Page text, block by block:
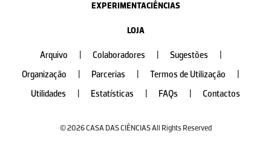
EXPERIMENTACIÊNCIAS
LOJA
Arquivo Colaboradores Sugestões
Organização
Parcerias Termos de Utilização
Utilidades
Estatísticas FAQs Contactos
© 2026 CASA DAS CIÊNCIAS All Rights Reserved